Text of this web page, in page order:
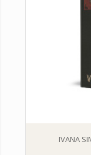
IVANA